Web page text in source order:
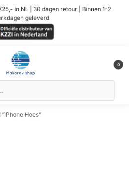
in NL | 30 dagen retour | Binnen 1-2
geleverd
0
Hoes”